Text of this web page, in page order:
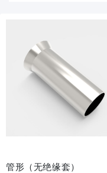
管形（无绝缘套）